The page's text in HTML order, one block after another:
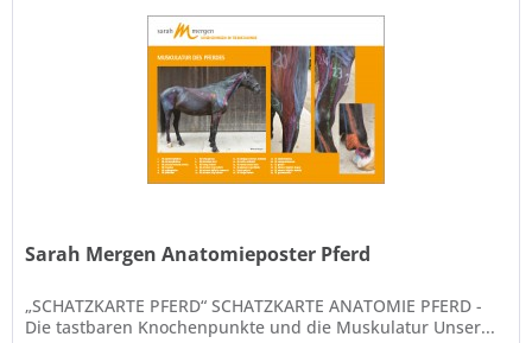
Sarah Mergen Anatomieposter Pferd
„SCHATZKARTE PFERD“ SCHATZKARTE ANATOMIE PFERD -
Die tastbaren Knochenpunkte und die Muskulatur Unser...